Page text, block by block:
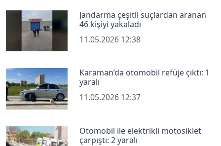
Jandarma çeşitli suçlardan aranan
46 kişiyi yakaladı
11.05.2026 12:38
Karaman’da otomobil refüje çıktı: 1
yaralı
11.05.2026 12:37
Otomobil ile elektrikli motosiklet
çarpıştı: 2 yaralı